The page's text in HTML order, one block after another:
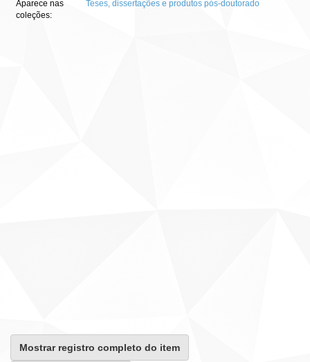
Aparece nas
coleções:
Teses, dissertações e produtos pós-doutorado
Mostrar registro completo do item